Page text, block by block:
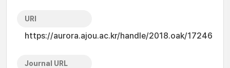
URI
https://aurora.ajou.ac.kr/handle/2018.oak/17246
Journal URL